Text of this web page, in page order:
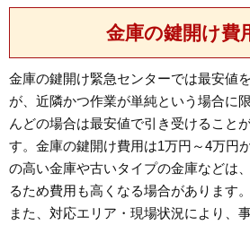
金庫の鍵開け費
金庫の鍵開け緊急センターでは最安値
が、近隣かつ作業が単純という場合に
んどの場合は最安値で引き受けること
す。金庫の鍵開け費用は1万円～4万円
の高い金庫や古いタイプの金庫などは
るため費用も高くなる場合があります。
また、対応エリア・現場状況により、